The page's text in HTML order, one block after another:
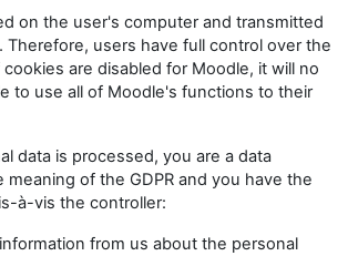
on the user's computer and transmitted
Therefore, users have full control over the
are disabled for Moodle, it will no
to use all of Moodle's functions to their
data is processed, you are a data
of the GDPR and you have the
à-vis the controller:
from us about the personal